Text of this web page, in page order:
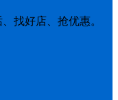
找好店、抢优惠。